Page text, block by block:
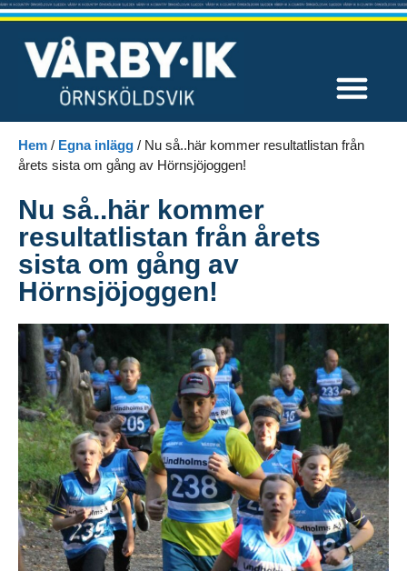
Hem / Egna inlägg / Nu så..här kommer resultatlistan från
årets sista om gång av Hörnsjöjoggen!
Nu så..här kommer
resultatlistan från årets
sista om gång av
Hörnsjöjoggen!